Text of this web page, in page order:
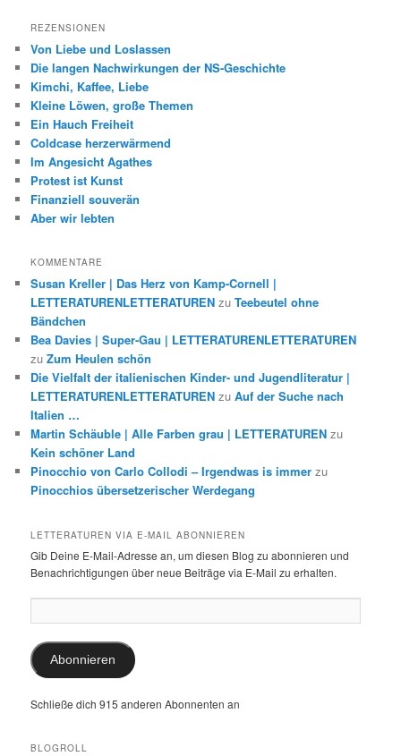
REZENSIONEN
Von Liebe und Loslassen
Die langen Nachwirkungen der NS-Geschichte
Kimchi, Kaffee, Liebe
Kleine Löwen, große Themen
Ein Hauch Freiheit
Coldcase herzerwärmend
Im Angesicht Agathes
Protest ist Kunst
Finanziell souverän
Aber wir lebten
KOMMENTARE
Susan Kreller | Das Herz von Kamp-Cornell |
LETTERATURENLETTERATUREN zuTeebeutel ohne
Bändchen
Bea Davies | Super-Gau | LETTERATURENLETTERATUREN
zuZum Heulen schön
Die Vielfalt der italienischen Kinder- und Jugendliteratur |
LETTERATURENLETTERATUREN zuAuf der Suche nach
Italien …
Martin Schäuble | Alle Farben grau | LETTERATUREN zu
Kein schöner Land
Pinocchio von Carlo Collodi – Irgendwas is immer zu
Pinocchios übersetzerischer Werdegang
LETTERATUREN VIA E-MAIL ABONNIEREN
Gib Deine E-Mail-Adresse an, um diesen Blog zu abonnieren und
Benachrichtigungen über neue Beiträge via E-Mail zu erhalten.
Mail-
Adresse:
Abonnieren
Schließe dich 915 anderen Abonnenten an
BLOGROLL